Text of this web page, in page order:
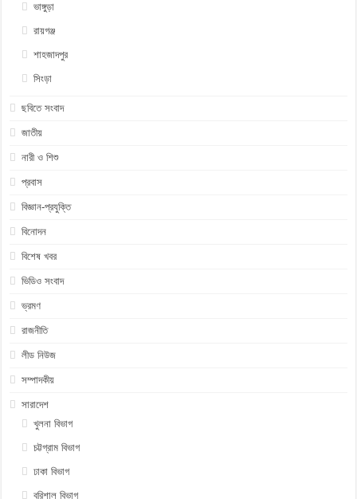
ভাঙ্গুড়া
রায়গঞ্জ
শাহজাদপুর
সিংড়া
ছবিতে সংবাদ
জাতীয়
নারী ও শিশু
প্রবাস
বিজ্ঞান-প্রযুক্তি
বিনোদন
বিশেষ খবর
ভিডিও সংবাদ
ভ্রমণ
রাজনীতি
লীড নিউজ
সম্পাদকীয়
সারাদেশ
খুলনা বিভাগ
চট্টগ্রাম বিভাগ
ঢাকা বিভাগ
বরিশাল বিভাগ